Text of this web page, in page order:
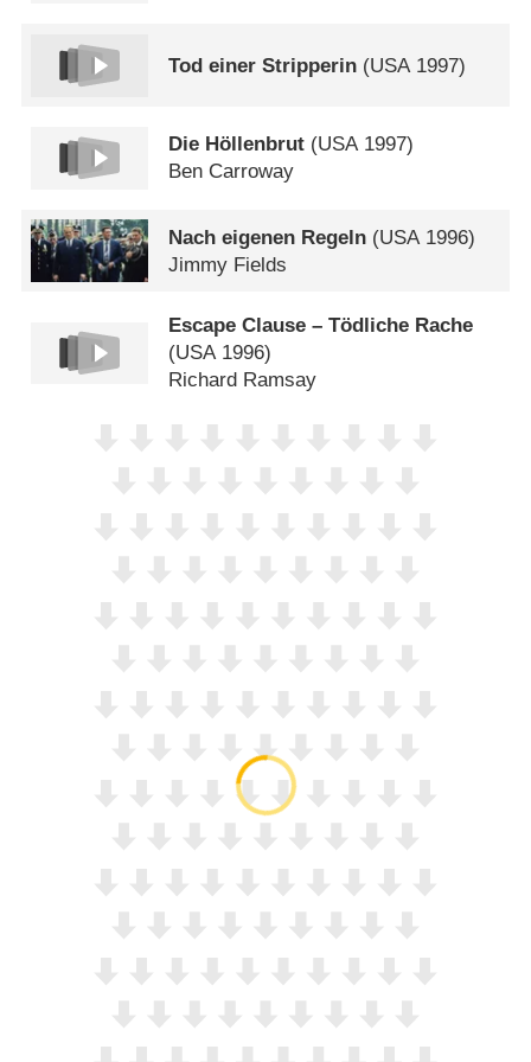
Tod einer Stripperin (USA 1997)
Die Höllenbrut (USA1997)
Ben Carroway
Nach eigenen Regeln (USA 1996)
Jimmy Fields
Escape Clause – Tödliche Rache
(USA1996)
Richard Ramsay